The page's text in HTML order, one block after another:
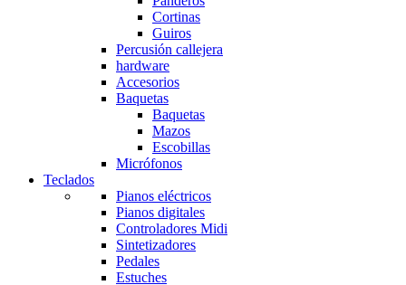
Cortinas
Guiros
Percusión callejera
hardware
Accesorios
Baquetas
Baquetas
Mazos
Escobillas
Micrófonos
Teclados
Pianos eléctricos
Pianos digitales
Controladores Midi
Sintetizadores
Pedales
Estuches